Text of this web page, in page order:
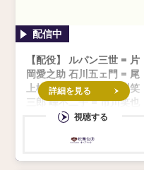
【配役】 ルパン三世 = 片
岡愛之助 石川五ェ門 = 尾
上松也 次元大介 = 市川笑
三郎 峰不二子 = 市川笑也
銭形警部 = 市川中車 傾城
右近 長須登美
詳細を見る
視聴する